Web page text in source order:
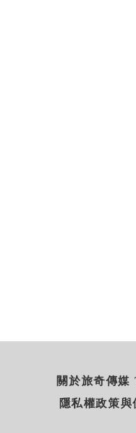
關於旅奇傳
隱私權政策與